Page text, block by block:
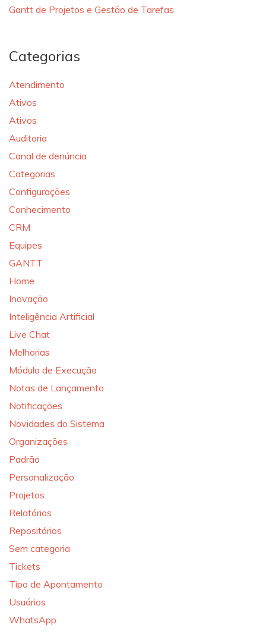
Gantt de Projetos e Gestão de Tarefas
Categorias
Atendimento
Ativos
Ativos
Auditoria
Canal de denúncia
Categorias
Configurações
Conhecimento
CRM
Equipes
GANTT
Home
Inovação
Inteligência Artificial
Live Chat
Melhorias
Módulo de Execução
Notas de Lançamento
Notificações
Novidades do Sistema
Organizações
Padrão
Personalização
Projetos
Relatórios
Repositórios
Sem categoria
Tickets
Tipo de Apontamento
Usuários
WhatsApp